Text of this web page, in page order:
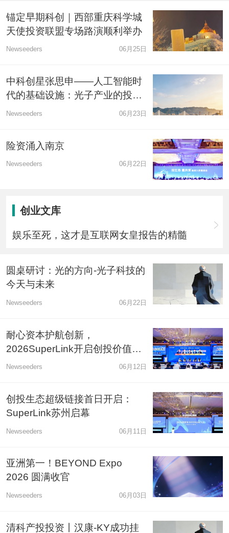
锚定早期科创｜西部重庆科学城
天使投资联盟专场路演顺利举办
Newseeders 06月25日
中科创星张思申——人工智能时
代的基础设施：光子产业的投资
机遇
Newseeders 06月23日
险资涌入南京
Newseeders 06月22日
创业文库
娱乐至死，这才是互联网女皇报告的精髓
圆桌研讨：光的方向-光子科技的
今天与未来
Newseeders 06月22日
耐心资本护航创新，
2026SuperLink开启创投价值共
生新时代
Newseeders 06月12日
创投生态超级链接首日开启：
SuperLink苏州启幕
Newseeders 06月11日
亚洲第一！BEYOND Expo
2026 圆满收官
Newseeders 06月03日
清科产投投资丨汉康-KY成功挂